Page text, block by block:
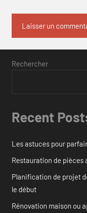
Rechercher
Recent
Les astuces pour
Restauration de pièces
Planification de projet
le début
Rénovation maison ou